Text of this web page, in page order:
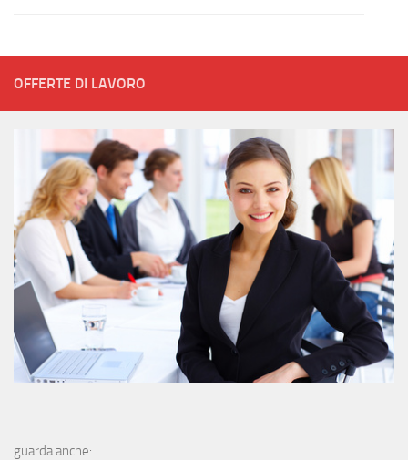
OFFERTE DI LAVORO
guarda anche: